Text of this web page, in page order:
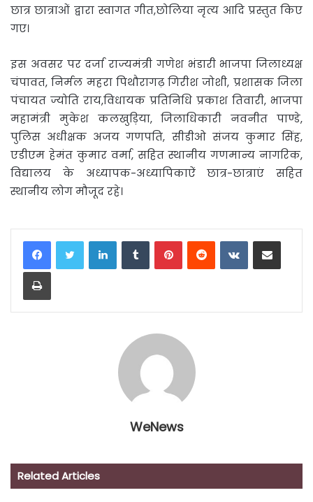
छात्र छात्राओं द्वारा स्वागत गीत,छोलिया नृत्य आदि प्रस्तुत किए
गए।
इस अवसर पर दर्जा राज्यमंत्री गणेश भंडारी भाजपा जिलाध्यक्ष
चंपावत, निर्मल महरा पिथौरागढ़ गिरीश जोशी, प्रशासक जिला
पंचायत ज्योति राय,विधायक प्रतिनिधि प्रकाश तिवारी, भाजपा
महामंत्री मुकेश कलखुड़िया, जिलाधिकारी नवनीत पाण्डे,
पुलिस अधीक्षक अजय गणपति, सीडीओ संजय कुमार सिंह,
एडीएम हेमंत कुमार वर्मा, सहित स्थानीय गणमान्य नागरिक,
विद्यालय के अध्यापक-अध्यापिकाऐं छात्र-छात्राएं सहित
स्थानीय लोग मौजूद रहे।
LinkedInTumblrPinterestReddit VKontakteShare via Email
Print
WeNews
Related Articles